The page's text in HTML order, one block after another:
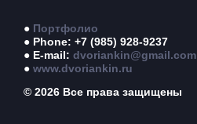
● Портфолио
● Phone: +7 (985) 928-9237
● E-mail: dvoriankin@gmail.com
● www.dvoriankin.ru
© 2026 Все права защищены